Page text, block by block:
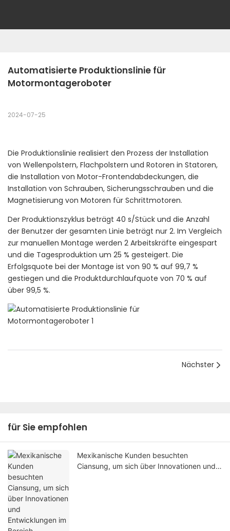
Automatisierte Produktionslinie für
Motormontageroboter
2024-07-25
Die Produktionslinie realisiert den Prozess der Installation
von Wellenpolstern, Flachpolstern und Rotoren in Statoren,
die Installation von Motor-Frontendabdeckungen, die
Installation von Schrauben, Sicherungsschrauben und die
Magnetisierung von Motoren für Schrittmotoren.
Der Produktionszyklus beträgt 40 s/Stück und die Anzahl
der Benutzer der gesamten Linie beträgt nur 2. Im Vergleich
zur manuellen Montage werden 2 Arbeitskräfte eingespart
und die Tagesproduktion um 25 % gesteigert. Die
Erfolgsquote bei der Montage ist von 90 % auf 99,7 %
gestiegen und die Produktdurchlaufquote von 70 % auf
über 99,5 %.
Nächster
für Sie empfohlen
Mexikanische Kunden besuchten
Ciansung, um sich über Innovationen und